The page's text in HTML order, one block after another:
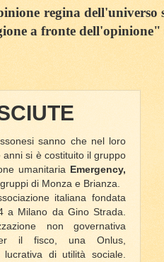
regina
a fronte dell'opinione"
sanno che nel loro
si è costituito il gruppo
umanitaria Emergency,
di Monza e Brianza.
italiana fondata
a Milano da Gino Strada.
non governativa
il fisco, una Onlus,
lucrativa di utilità sociale.